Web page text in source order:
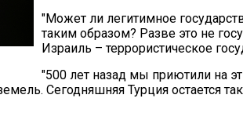
"Может ли легитимное
таким образом? Разве это не
Израиль – террористическое
"500 лет назад мы приютили на
Сегодняшняя Турция остается